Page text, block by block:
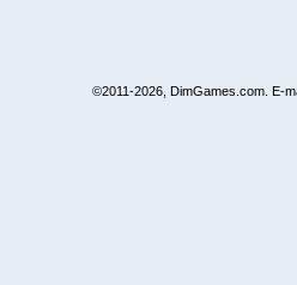
©2011-2026, DimGames.com. E-